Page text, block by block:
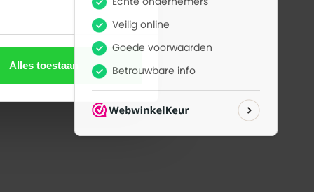
Alles toestaan